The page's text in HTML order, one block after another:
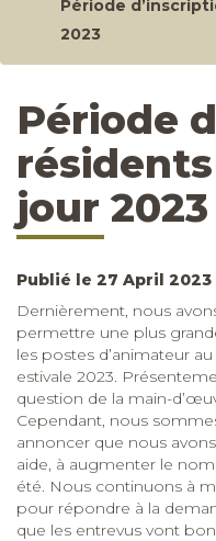
Période
2023
Période
jour 2023
Publié le 27 April 2023
Dernièrement, nous
permettre une plus
les postes d’animateur
estivale 2023.
question de la main-
Cependant, nous
annoncer que nous
aide, à augmenter le
été. Nous continuons à
pour répondre à la
que les entrevus vont bon